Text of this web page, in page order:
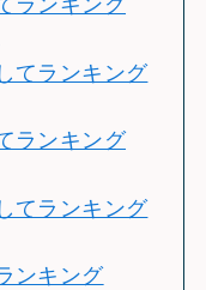
ランキング
てランキング
ランキング
てランキング
ンキング